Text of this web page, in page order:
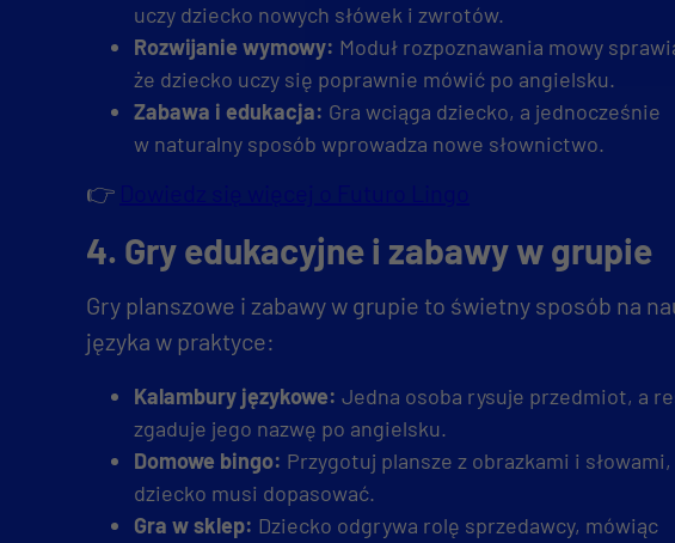
uczy dziecko nowych słówek i zwrotów.
Rozwijanie wymowy: Moduł rozpoznawania mowy
że dziecko uczy się poprawnie mówić po angielsku.
Zabawa i edukacja: Gra wciąga dziecko, a jednocześnie
w naturalny sposób wprowadza nowe słownictwo.
👉
4. Gry edukacyjne i zabawy w grupie
Gry planszowe i zabawy w grupie to świetny sposób na
języka w praktyce:
Kalambury językowe: Jedna osoba rysuje przedmiot, a
zgaduje jego nazwę po angielsku.
Domowe bingo: Przygotuj plansze z obrazkami i
dziecko musi dopasować.
Gra w sklep: Dziecko odgrywa rolę sprzedawcy, mówiąc